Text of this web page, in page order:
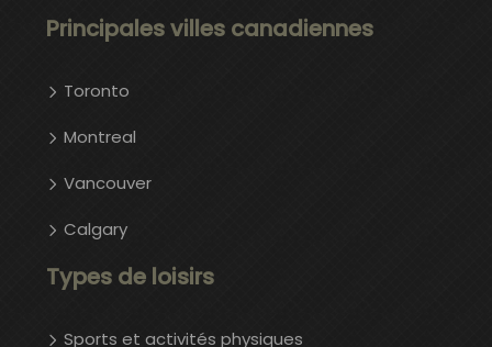
Principales villes canadiennes
Toronto
Montreal
Vancouver
Calgary
Types de loisirs
Sports et activités physiques